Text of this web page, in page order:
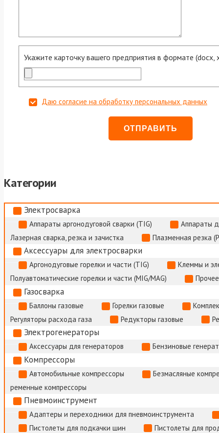
Укажите карточку вашего предприятия в формате (docx,
Даю согласие на обработку персональных данных
Категории
Электросварка
Аппараты аргонодуговой сварки (TIG)
Аппараты
Лазерная сварка, резка и зачистка
Плазменная резка
Аксессуары для электросварки
Аргонодуговые горелки и части (TIG)
Клеммы и
Полуавтоматические горелки и части (MIG/MAG)
Газосварка
Баллоны газовые Горелки газовые
Регуляторы расхода газа
Редукторы газовые
Электрогенераторы
Аксессуары для генераторов Бензиновые
Компрессоры
Автомобильные компрессоры
Безмасляные
ременные компрессоры
Пневмоинструмент
Адаптеры и переходники для пневмоинструмента
Пистолеты для подкачки шин
Пистолеты для